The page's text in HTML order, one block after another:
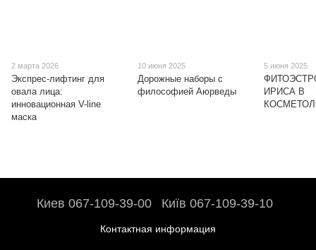
2 марта 2026
Экспрес-лифтинг для
овала лица:
инновационная V-line
маска
10 июня 2025
Дорожные наборы с
философией Аюрведы
5 июня 2025
ИРИСА В
Киев 067-109-39-00 Київ 067-109-39-10
Контактная информация